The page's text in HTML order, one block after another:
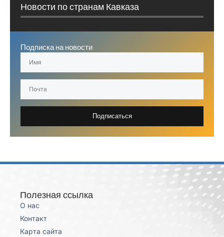
Новости по странам Кавказа
Подписка на новости
Подписаться
Полезная ссылка
О нас
Контакт
Карта сайта